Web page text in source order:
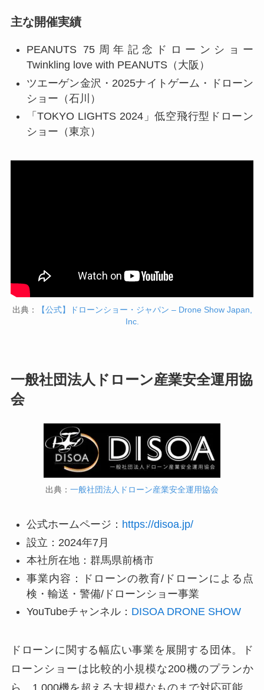
主な開催実績
PEANUTS 75周年記念ドローンショー
Twinkling love with PEANUTS（大阪）
ツエーゲン金沢・2025ナイトゲーム・ドローン
ショー（石川）
「TOKYO LIGHTS 2024」低空飛行型ドローン
ショー（東京）
出典：
【公式】ドローンショー・ジャパン – Drone Show Japan,
Inc.
一般社団法人ドローン産業安全運用協
会
出典： 一般社団法人ドローン産業安全運用協会
公式ホームページ： https://disoa.jp/
設立：2024年7月
本社所在地：群馬県前橋市
事業内容：ドローンの教育/ドローンによる点
検・輸送・警備/ドローンショー事業
YouTubeチャンネル： DISOA DRONE SHOW
ドローンに関する幅広い事業を展開する団体。ド
ローンショーは比較的小規模な200機のプランか